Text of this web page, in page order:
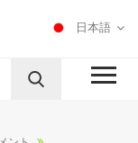
日本語